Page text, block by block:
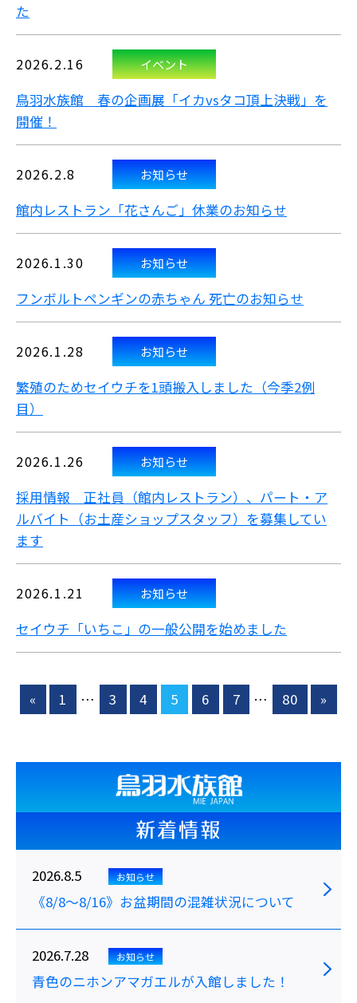
た
2026.2.16 イベント
鳥羽水族館 春の企画展「イカvsタコ頂上決戦」を
開催！
2026.2.8 お知らせ
館内レストラン「花さんご」休業のお知らせ
2026.1.30 お知らせ
フンボルトペンギンの赤ちゃん 死亡のお知らせ
2026.1.28 お知らせ
繁殖のためセイウチを1頭搬入しました（今季2例
目）
2026.1.26 お知らせ
採用情報 正社員（館内レストラン）、パート・ア
ルバイト（お土産ショップスタッフ）を募集してい
ます
2026.1.21 お知らせ
セイウチ「いちこ」の一般公開を始めました
« 1 … 3 4 5 6 7 … 80 »
新着情報
2026.8.5 お知らせ
《8/8～8/16》お盆期間の混雑状況について
2026.7.28 お知らせ
青色のニホンアマガエルが入館しました！